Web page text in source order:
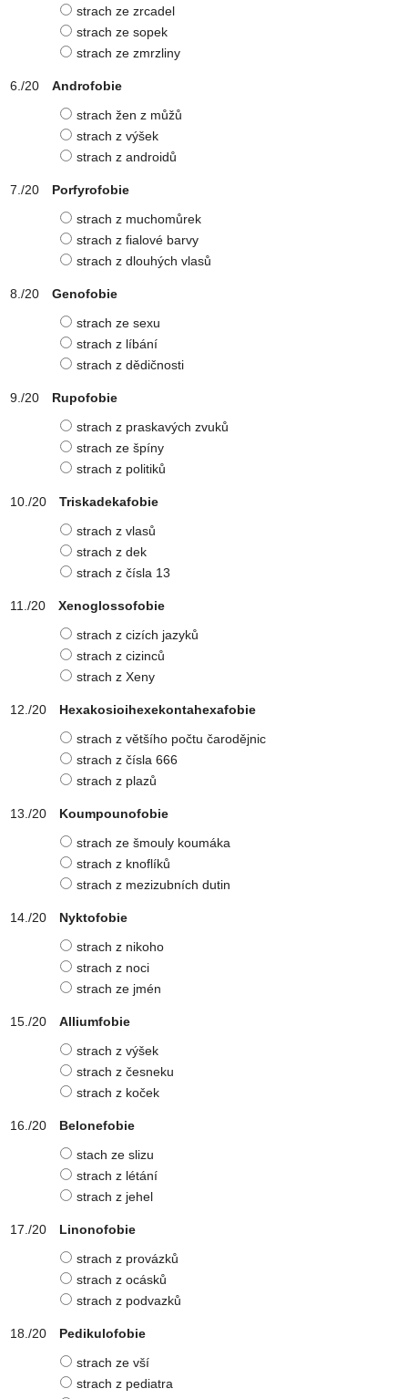
strach ze zrcadel
strach ze sopek
strach ze zmrzliny
Androfobie
strach žen z můžů
strach z výšek
strach z androidů
Porfyrofobie
strach z muchomůrek
strach z fialové barvy
strach z dlouhých vlasů
Genofobie
strach ze sexu
strach z líbání
strach z dědičnosti
Rupofobie
strach z praskavých zvuků
strach ze špíny
strach z politiků
Triskadekafobie
strach z vlasů
strach z dek
strach z čísla 13
Xenoglossofobie
strach z cizích jazyků
strach z cizinců
strach z Xeny
Hexakosioihexekontahexafobie
strach z většího počtu čarodějnic
strach z čísla 666
strach z plazů
Koumpounofobie
strach ze šmouly koumáka
strach z knoflíků
strach z mezizubních dutin
Nyktofobie
strach z nikoho
strach z noci
strach ze jmén
Alliumfobie
strach z výšek
strach z česneku
strach z koček
Belonefobie
stach ze slizu
strach z létání
strach z jehel
Linonofobie
strach z provázků
strach z ocásků
strach z podvazků
Pedikulofobie
strach ze vší
strach z pediatra